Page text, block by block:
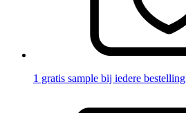
1 gratis sample bij iedere bestelling